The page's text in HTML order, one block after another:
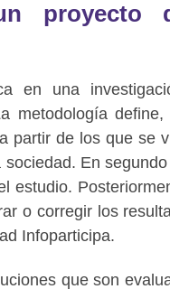
proyecto
en una
metodología
partir de los que se
En
estudio.
o corregir los
Infoparticipa.
que son